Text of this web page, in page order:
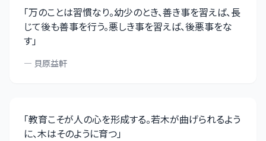
「万のことは習慣なり。幼少のとき、善き事を習えば、長
じて後も善事を行う。悪しき事を習えば、後悪事をな
す」
— 貝原益軒
「教育こそが人の心を形成する。若木が曲げられるよう
に、木はそのように育つ」